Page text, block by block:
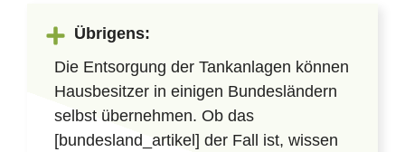
Übrigens:
Die Entsorgung der Tankanlagen können
Hausbesitzer in einigen Bundesländern
selbst übernehmen. Ob das
[bundesland_artikel] der Fall ist, wissen